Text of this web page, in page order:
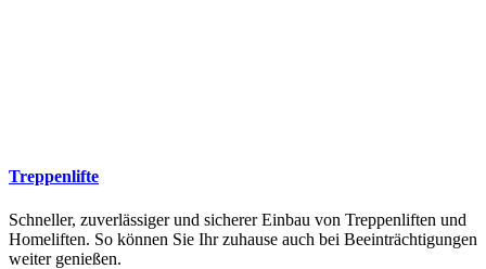
Treppenlifte
Schneller, zuverlässiger und sicherer Einbau von Treppenliften und
Homeliften. So können Sie Ihr zuhause auch bei Beeinträchtigungen
weiter genießen.